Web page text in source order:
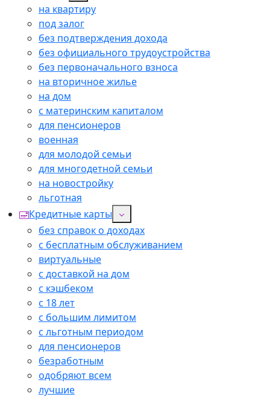
на квартиру
под залог
без подтверждения дохода
без официального трудоустройства
без первоначального взноса
на вторичное жилье
на дом
с материнским капиталом
для пенсионеров
военная
для молодой семьи
для многодетной семьи
на новостройку
льготная
Кредитные карты
без справок о доходах
с бесплатным обслуживанием
виртуальные
с доставкой на дом
с кэшбеком
с 18 лет
с большим лимитом
с льготным периодом
для пенсионеров
безработным
одобряют всем
лучшие